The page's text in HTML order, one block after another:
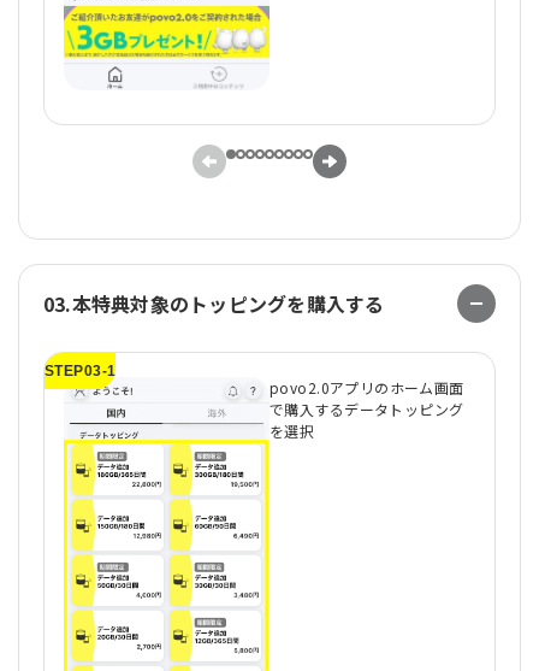
03.本特典対象のトッピングを購入する
STEP03-1
povo2.0アプリのホーム画面
で購入するデータトッピング
を選択